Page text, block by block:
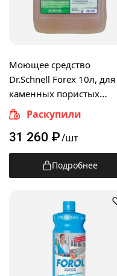
Моющее средство
Dr.Schnell Forex 10л, для
каменных пористых
поверхностей, 30250,
143402
Раскупили
31 260 ₽/шт
Подробнее